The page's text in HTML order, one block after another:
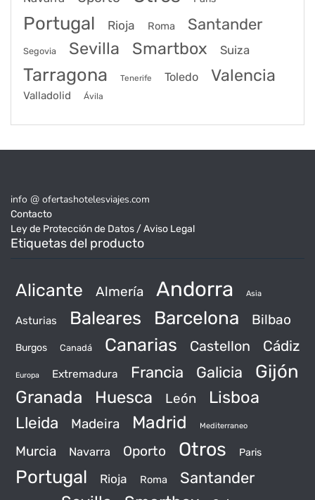
Portugal Rioja Roma Santander
Segovia Sevilla Smartbox Suiza
Tarragona Tenerife Toledo Valencia
Valladolid Ávila
info @ ofertashotelesviajes.com
Contacto
Ley de Protección de Datos / Aviso Legal
Etiquetas del producto
Alicante Almería Andorra Asia
Asturias Baleares Barcelona Bilbao
Burgos Canadá Canarias Castellon Cádiz
Europa Extremadura Francia Galicia Gijón
Granada Huesca León Lisboa
Lleida Madeira Madrid Mediterraneo
Murcia Navarra Oporto Otros Paris
Portugal Rioja Roma Santander